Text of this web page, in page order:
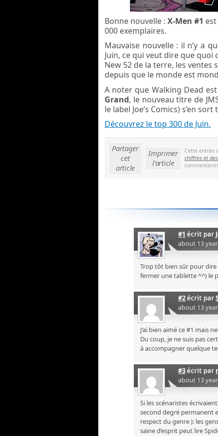
Bonne nouvelle : X-Men #1
000 exemplaires.
Mauvaise nouvelle : il n’y a
Juin, ce qui veut dire que
New 52 de la terre, les ventes
depuis que le monde est
A noter que Walking Dead
Grand, le nouveau titre de
le label Joe’s Comics) s’en
Découvrez le top 300 de Juin.
Partager
cet
article
Imprimer
l'article
Cette entrée
chiffres et
#1 écrit par
about 13
Trop tôt bien sûr pour dire
fermer une tablette ^^) le
#2écrit par
about 13
J’ai bien aimé ce #1 mais
Du coup, je ne suis pas
à accompagner quelque
#3écrit par
about 13
Si les scénaristes
second degré permanent
respect du genre ): les
saine d’esprit peut lire